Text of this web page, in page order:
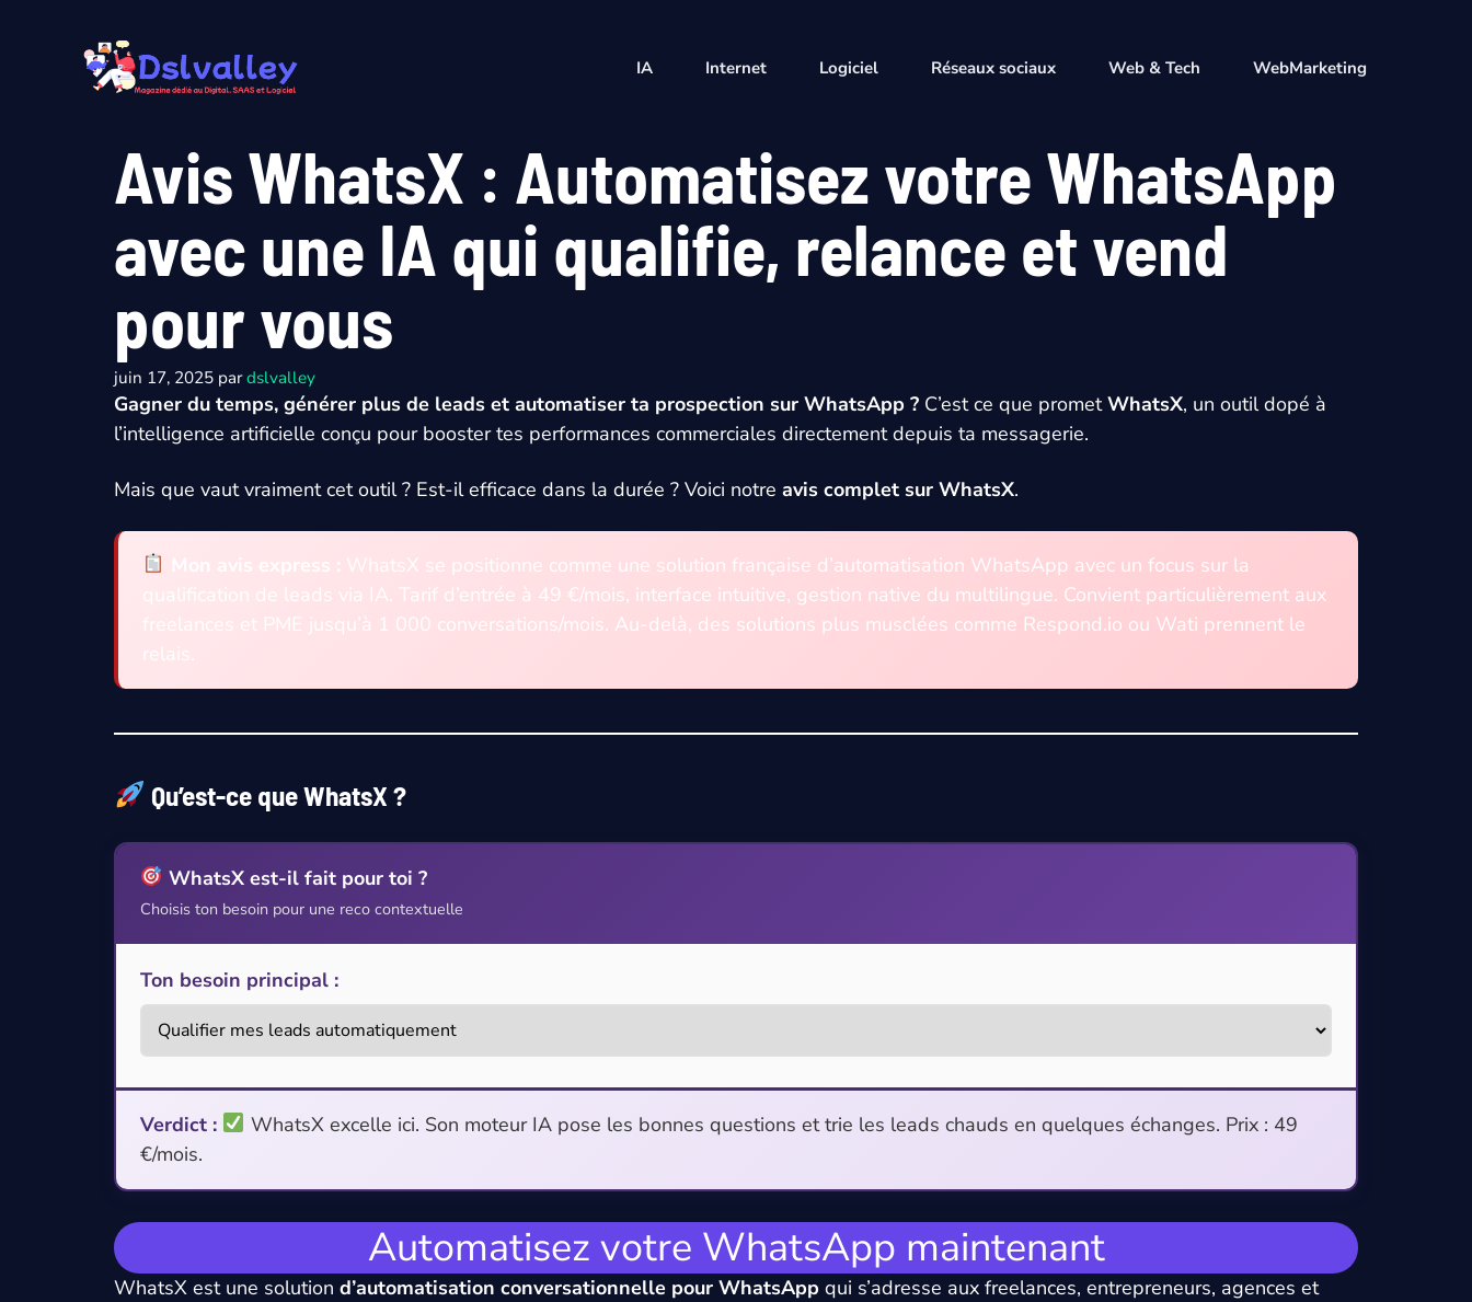
IA Internet Logiciel Réseaux sociaux Web & Tech WebMarketing
Avis WhatsX : Automatisez votre WhatsApp
avec une IA qui qualifie, relance et vend
pour vous
juin 17, 2025 pardslvalley
Gagner du temps, générer plus de leads et automatiser ta prospection sur WhatsApp ? C’est ce que prometWhatsX, un outil dopé à
l’intelligence artificielle conçu pour booster tes performances commerciales directement depuis ta messagerie.
Mais que vaut vraiment cet outil ? Est-il efficace dans la durée ? Voici notre avis complet sur WhatsX.
Mon avis express : WhatsX se positionne comme une solution française d’automatisation WhatsApp avec un focus sur la
qualification de leads via IA. Tarif d’entrée à 49 €/mois, interface intuitive, gestion native du multilingue. Convient particulièrement aux
freelances et PME jusqu’à 1 000 conversations/mois. Au-delà, des solutions plus musclées comme Respond.io ou Wati prennent le
relais.
Qu’est-ce que WhatsX ?
WhatsX est-il fait pour toi ?
Choisis ton besoin pour une reco contextuelle
Ton besoin principal :
Verdict :
WhatsX excelle ici. Son moteur IA pose les bonnes questions et trie les leads chauds en quelques échanges. Prix : 49
€/mois.
Automatisez votre WhatsApp maintenant
WhatsX est une solution d’automatisation conversationnelle pour WhatsApp qui s’adresse aux freelances, entrepreneurs, agences et